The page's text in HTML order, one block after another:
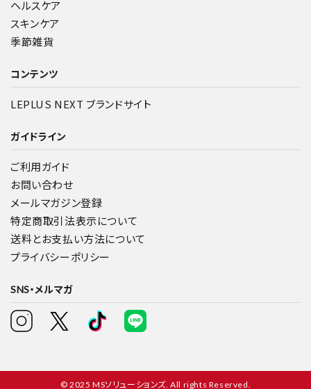
ヘルスケア
スキンケア
季節雑貨
コンテンツ
LEPLUS NEXT ブランドサイト
ガイドライン
ご利用ガイド
お問い合わせ
メールマガジン登録
特定商取引法表示について
送料とお支払い方法について
プライバシーポリシー
SNS・メルマガ
© 2025 MSソリューションズ. All rights Reserved.